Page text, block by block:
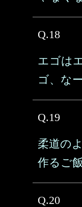
Q.18
エゴは
ゴ、な
Q.19
柔道の
作るご
Q.20